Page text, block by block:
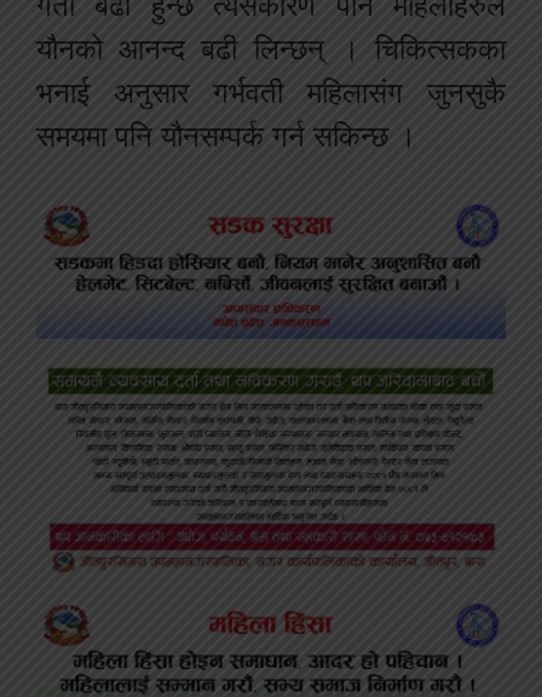
यौनको आनन्द बढी लिन्छन् । चिकित्सकका
भनाई अनुसार गर्भवती महिलासंग जुनसुकै
समयमा पनि यौनसम्पर्क गर्न सकिन्छ ।